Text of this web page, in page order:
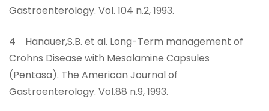
Gastroenterology. Vol. 104 n.2, 1993.
4 Hanauer,S.B. et al. Long-Term management of
Crohns Disease with Mesalamine Capsules
(Pentasa). The American Journal of
Gastroenterology. Vol.88 n.9, 1993.